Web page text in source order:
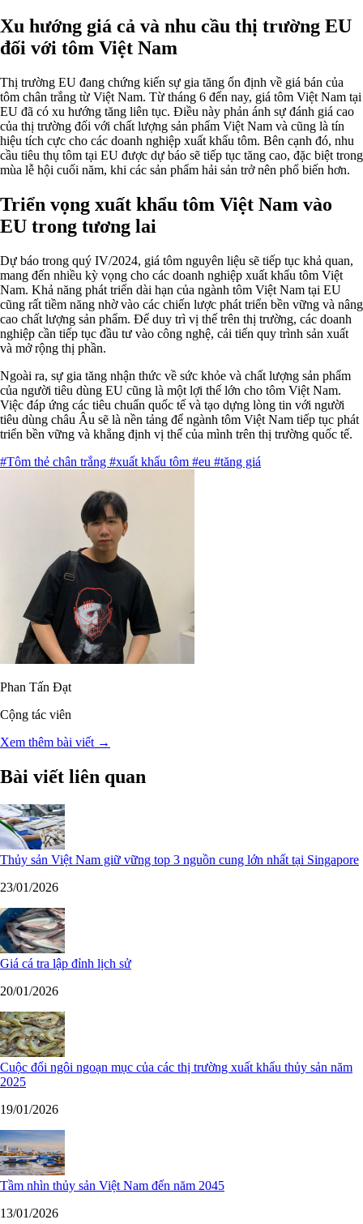
Xu hướng giá cả và nhu cầu thị trường EU
đối với tôm Việt Nam
Thị trường EU đang chứng kiến sự gia tăng ổn định về giá bán của
tôm chân trắng từ Việt Nam. Từ tháng 6 đến nay, giá tôm Việt Nam tại
EU đã có xu hướng tăng liên tục. Điều này phản ánh sự đánh giá cao
của thị trường đối với chất lượng sản phẩm Việt Nam và cũng là tín
hiệu tích cực cho các doanh nghiệp xuất khẩu tôm. Bên cạnh đó, nhu
cầu tiêu thụ tôm tại EU được dự báo sẽ tiếp tục tăng cao, đặc biệt trong
mùa lễ hội cuối năm, khi các sản phẩm hải sản trở nên phổ biến hơn.
Triển vọng xuất khẩu tôm Việt Nam vào
EU trong tương lai
Dự báo trong quý IV/2024, giá tôm nguyên liệu sẽ tiếp tục khả quan,
mang đến nhiều kỳ vọng cho các doanh nghiệp xuất khẩu tôm Việt
Nam. Khả năng phát triển dài hạn của ngành tôm Việt Nam tại EU
cũng rất tiềm năng nhờ vào các chiến lược phát triển bền vững và nâng
cao chất lượng sản phẩm. Để duy trì vị thế trên thị trường, các doanh
nghiệp cần tiếp tục đầu tư vào công nghệ, cải tiến quy trình sản xuất
và mở rộng thị phần.
Ngoài ra, sự gia tăng nhận thức về sức khỏe và chất lượng sản phẩm
của người tiêu dùng EU cũng là một lợi thế lớn cho tôm Việt Nam.
Việc đáp ứng các tiêu chuẩn quốc tế và tạo dựng lòng tin với người
tiêu dùng châu Âu sẽ là nền tảng để ngành tôm Việt Nam tiếp tục phát
triển bền vững và khẳng định vị thế của mình trên thị trường quốc tế.
#Tôm thẻ chân trắng #xuất khẩu tôm #eu #tăng giá
Phan Tấn Đạt
Cộng tác viên
Xem thêm bài viết →
Bài viết liên quan
Thủy sản Việt Nam giữ vững top 3 nguồn cung lớn nhất tại Singapore
23/01/2026
Giá cá tra lập đỉnh lịch sử
20/01/2026
Cuộc đổi ngôi ngoạn mục của các thị trường xuất khẩu thủy sản năm
2025
19/01/2026
Tầm nhìn thủy sản Việt Nam đến năm 2045
13/01/2026